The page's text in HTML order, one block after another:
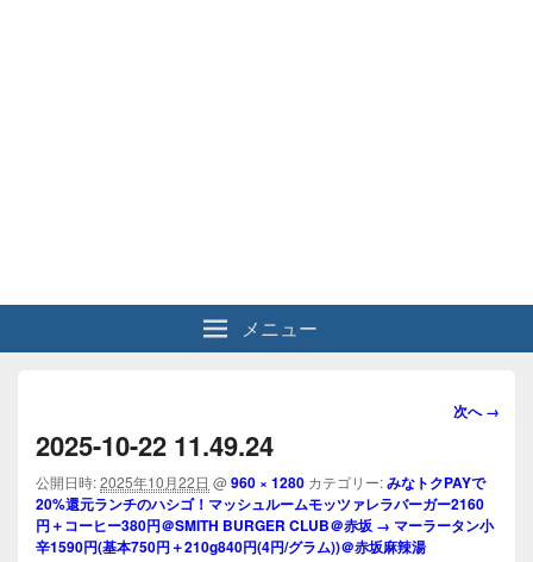
メニュー
画
ビ
ゲ
ー
次へ →
2025-10-22 11.49.24
公開日時:2025年10月22日 @960 × 1280 カテゴリー:みなトクPAYで
20%還元ランチのハシゴ！マッシュルームモッツァレラバーガー2160
円＋コーヒー380円＠SMITH BURGER CLUB＠赤坂 → マーラータン小
辛1590円(基本750円＋210g840円(4円/グラム))＠赤坂麻辣湯